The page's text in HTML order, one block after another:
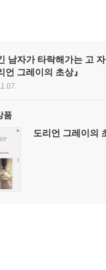
남자가 타락해가는 고
언 그레이의 초상』
품
도리언 그레이의